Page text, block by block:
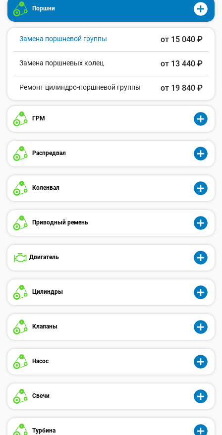
Поршни
Замена поршневой группы от 15 040 ₽
Замена поршневых колец от 13 440 ₽
Ремонт цилиндро-поршневой группы от 19 840 ₽
ГРМ
Распредвал
Коленвал
Приводный ремень
Двигатель
Цилиндры
Клапаны
Насос
Свечи
Турбина